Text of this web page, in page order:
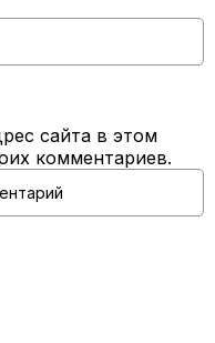
сайта в этом
комментариев.